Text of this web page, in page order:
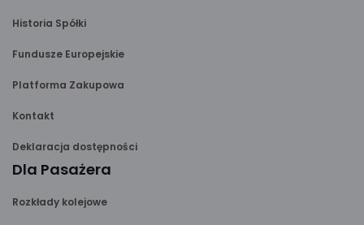
Historia Spółki
Fundusze Europejskie
Platforma Zakupowa
Kontakt
Deklaracja dostępności
Dla Pasażera
Rozkłady kolejowe